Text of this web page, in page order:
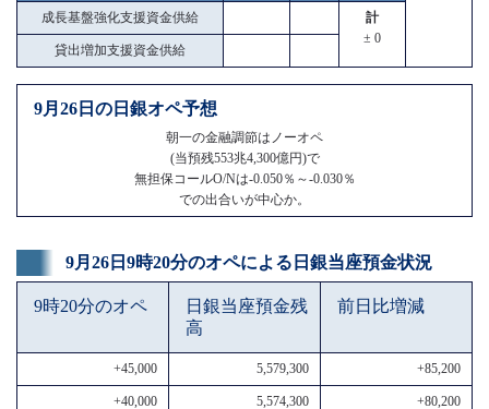
成長基盤強化支援資金供給
計
± 0
貸出増加支援資金供給
9月26日の日銀オペ予想
朝一の金融調節はノーオペ
(当預残553兆4,300億円)で
無担保コールO/Nは-0.050％～-0.030％
での出合いが中心か。
9月26日9時20分のオペによる日銀当座預金状況
9時20分のオペ
日銀当座預金残
高
前日比増減
+45,000 5,579,300 +85,200
+40,000 5,574,300 +80,200